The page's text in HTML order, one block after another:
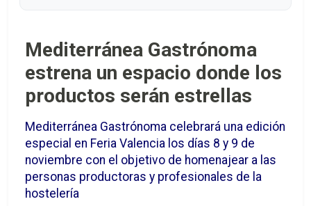
Mediterránea Gastrónoma
estrena un espacio donde los
productos serán estrellas
Mediterránea Gastrónoma celebrará una edición
especial en Feria Valencia los días 8 y 9 de
noviembre con el objetivo de homenajear a las
personas productoras y profesionales de la
hostelería